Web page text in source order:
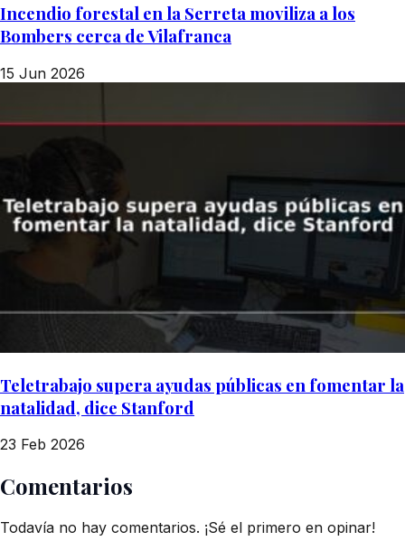
Incendio forestal en la Serreta moviliza a los
Bombers cerca de Vilafranca
15 Jun 2026
Teletrabajo supera ayudas públicas en fomentar la
natalidad, dice Stanford
23 Feb 2026
Comentarios
Todavía no hay comentarios. ¡Sé el primero en opinar!